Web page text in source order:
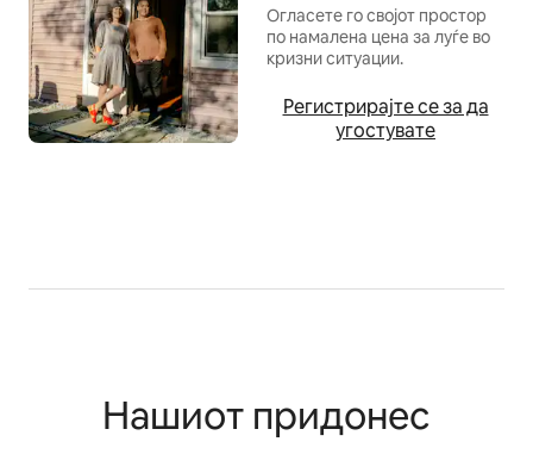
Огласете го својот простор
по намалена цена за луѓе во
кризни ситуации.
Регистрирајте се за да
угостувате
Нашиот придонес